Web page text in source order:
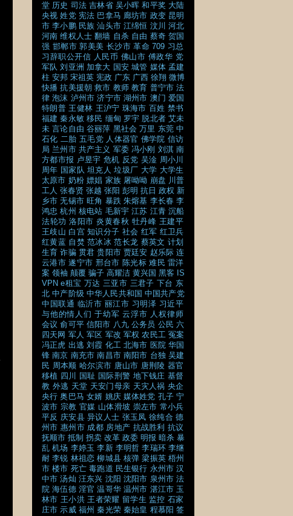
堂 历史 司法 吉林省 吴小晖 和平奖 大陆
央视 姓党 宪法 巴拿马 廊坊市 政变 昆明
市 李小鹏 民族 汕头市 江绵恒 汶川
河北
河南 维权人士 翻墙 自杀 自由 蔡奇 贺国
强 邯郸市 郭美美 长沙市 革命 709 习总
习辞职公开信 人民币 佛山市 傅政华 党
军队 刘亚洲 加拿大 国安 城管 媒体 孟建
柱 安邦 宋祖英 宪政 广东 广西 徐翔 微博
快播 抗美援朝 救市 教师 教育 普宁市 法
律 泡沫 泸州市 济宁市 湖州市 澳门 爱国
特朗普 王健林 王沪宁 珠海市 百姓 禁书
福建 秦永敏 移民 缅甸 罗宇 脱北者 艾未
未 言论自由 谷丽萍 黑社会 万里 东莞 中
石化 二胎 五毛党 人体器官 佛学院 信访
局 兰州市 共产主义 军委 冯小刚 刘淇 南
方都市报 卢昱宇 危机 反党 吴淦 周小川
周年 国家队 坦克人 垃圾厂 大学 大学生
太原市 奶粉 嫖娼 家族 屠呦呦 崩盘 川普
工人 张春贤 张越 张阳 彭明 抗日 政权 新
乡市 无锡市 旺角 暴跌 朱熔基 李长春 李
鸿忠 杭州 核电站 毛新宇 江苏 江青 沉船
法轮功 洛阳市 炎黄春秋 牡丹峰 王建平
王歧山 白宫 知识分子 社会 红军 红卫兵
红黄蓝 自焚 范冰冰 范长龙 蔡英文 计划
生育 诈骗 贯君 贵阳市 贾廷安 赵乐际 连
云港市 遂宁市 邢台市 陈光标 难民 雷洋
案 领袖 颠覆 骗子 高耀洁 黄兴国 黑客
IS
VPN e租宝 万达 三亚市 三君子 下台 东
北 中产阶级 中华人民共和国 中国共产党
中国联通 临沂市 丽江市 习明泽 习近平
与他的情人们 于幼军 云浮市 人权律师
会议 俞可平 信阳市 八九 公务员 公民 六
四天网 军人 军区 军改 军权 农民工 冤案
冯正虎 出逃 刘霞 化工 北海市 医院 华国
锋 南京 南充市 南昌市 南阳市 台独 吴建
民 周本顺 哈尔滨市 唐山市 唐荆陵 器官
移植 四川 国耻 国际刑警 地下钱庄 基督
教 外逃 天堂 天安门母亲 天灾人祸 央企
央行 奥巴马 女婿 姚庆 媒体姓党 孔子 宁
波市 宗教 官媒 山体滑坡 崇左市 常小兵
平反 庆安县 异议人士 张玉凤 徐纯合 德
州市 惠州市 成都 房地产 抗战胜利 抗议
抚顺市 抵制 拐卖 改革 政委 明报 暗杀 暴
乱 机场 李婷玉 李新 李明哲 李瑞环 李继
耐 李锐 林祖恋 柳城县 核弹 梁振英 梧州
市 楼市 死亡 毒跑道 民生银行 永州市 汉
中市 汤灿 汪东兴 沈阳 沈阳市 泉州市 法
院 海伍德 淫官 温哥华 温州市 湛江市 玉
林市 王小洪 王者荣耀 留学生 监控 石家
庄市 示威 福州 秦光荣 秦始皇 程慕阳 签